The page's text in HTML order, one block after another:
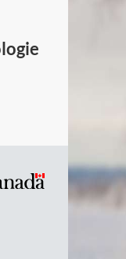
Symbole